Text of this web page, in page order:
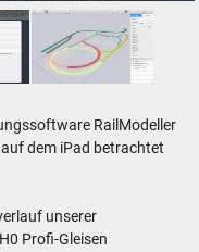
RailModeller
dem iPad betrachtet
unserer
Profi-Gleisen